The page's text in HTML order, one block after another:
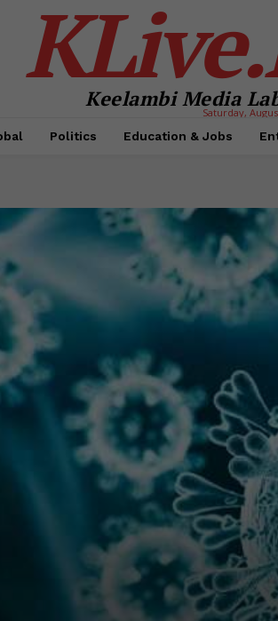
Keelambi Media
Saturday,
Politics Education & Jobs